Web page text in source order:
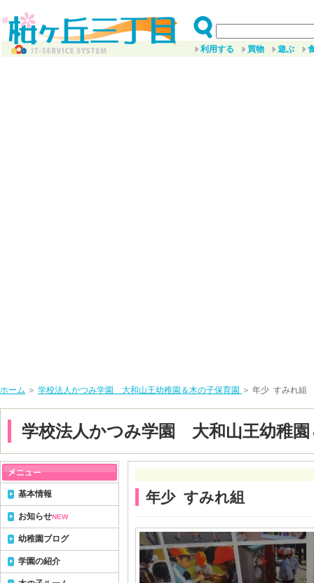
利用する 買物 遊ぶ
ホーム ＞ 学校法人かつみ学園 大和山王幼稚園＆木の子保育園 ＞ 年少 すみれ組
学校法人かつみ学園 大和山王幼稚園
年少 すみれ組
基本情報
お知らせNEW
幼稚園ブログ
学園の紹介